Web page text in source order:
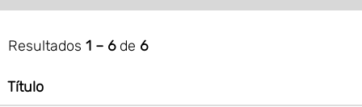
Resultados 1 – 6de 6
Título